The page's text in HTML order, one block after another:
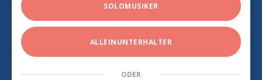
SOLOMUSIKER
ALLEINUNTERHALTER
ODER